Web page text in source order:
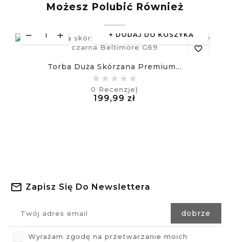
Możesz Polubić Również
DODAJ DO KOSZYKA
favorite_border
Torba Duża Skórzana Premium...
0 Recenzje)
199,99 zł
Zapisz Się Do Newslettera
Wyrażam zgodę na przetwarzanie moich